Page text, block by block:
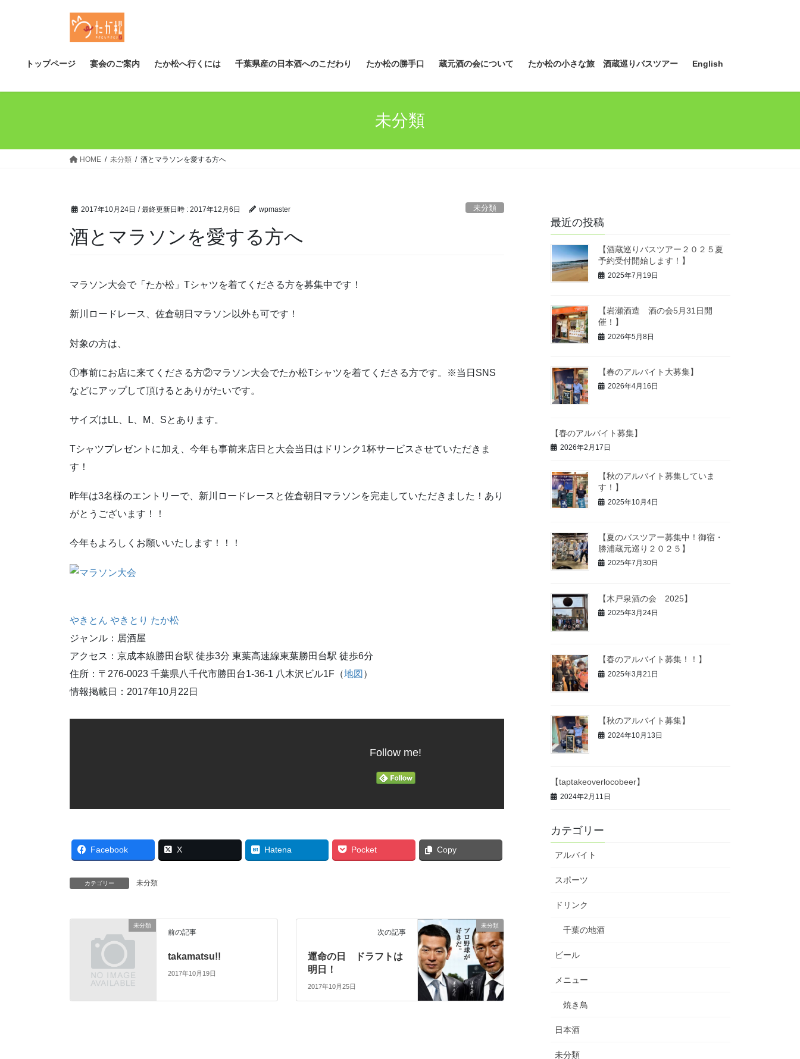
ス
ン
トップページ 宴会のご案内 たか松へ行くには 千葉県産の日本酒へのこだわり たか松の勝手口 蔵元酒の会について たか松の小さな旅 酒蔵巡りバスツアー English
未分類
HOME 未分類 酒とマラソンを愛する方へ
2017年10月24日 / 最終更新日時 : 2017年12月6日 wpmaster 未分類
酒とマラソンを愛する方へ
マラソン大会で「たか松」Tシャツを着てくださる方を募集中です！
新川ロードレース、佐倉朝日マラソン以外も可です！
対象の方は、
①事前にお店に来てくださる方②マラソン大会でたか松Tシャツを着てくださる方です。※当日SNS
などにアップして頂けるとありがたいです。
サイズはLL、L、M、Sとあります。
Tシャツプレゼントに加え、今年も事前来店日と大会当日はドリンク1杯サービスさせていただきま
す！
昨年は3名様のエントリーで、新川ロードレースと佐倉朝日マラソンを完走していただきました！あり
がとうございます！！
今年もよろしくお願いいたします！！！
やきとん やきとり たか松
ジャンル：居酒屋
アクセス：京成本線勝田台駅 徒歩3分 東葉高速線東葉勝田台駅 徒歩6分
住所：〒276-0023 千葉県八千代市勝田台1-36-1 八木沢ビル1F（地図 ）
情報掲載日：2017年10月22日
Follow me!
Facebook X Hatena Pocket Copy
カテゴリー 未分類
未分類
前の記事
takamatsu!!
2017年10月19日
未分類
次の記事
運命の日 ドラフトは
明日！
2017年10月25日
最近の投稿
【酒蔵巡りバスツアー２０２５夏
予約受付開始します！】
2025年7月19日
【岩瀬酒造 酒の会5月31日開
催！】
2026年5月8日
【春のアルバイト大募集】
2026年4月16日
【春のアルバイト募集】
2026年2月17日
【秋のアルバイト募集していま
す！】
2025年10月4日
【夏のバスツアー募集中！御宿・
勝浦蔵元巡り２０２５】
2025年7月30日
【木戸泉酒の会 2025】
2025年3月24日
【春のアルバイト募集！！】
2025年3月21日
【秋のアルバイト募集】
2024年10月13日
【taptakeoverlocobeer】
2024年2月11日
カテゴリー
アルバイト
スポーツ
ドリンク
千葉の地酒
ビール
メニュー
焼き鳥
日本酒
未分類